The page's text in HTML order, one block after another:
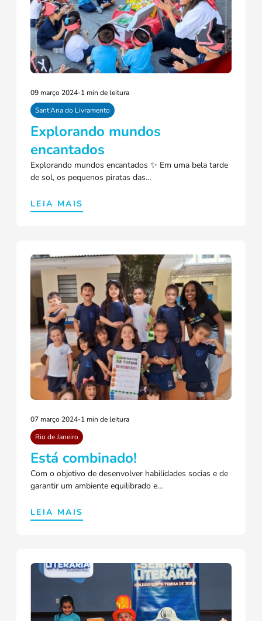
09 março 2024-1 min de leitura
Sant’Ana do Livramento
Explorando mundos
encantados
Explorando mundos encantados ✨ Em uma bela tarde
de sol, os pequenos piratas das…
LEIA MAIS
07 março 2024-1 min de leitura
Rio de Janeiro
Está combinado!
Com o objetivo de desenvolver habilidades socias e de
garantir um ambiente equilibrado e…
LEIA MAIS